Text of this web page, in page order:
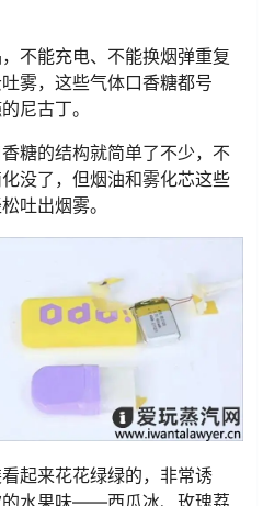
不能充电、不能换烟弹重复
雾，这些气体口香糖都号
尼古丁。
糖的结构就简单了不少，不
没了，但烟油和雾化芯这些
吐出烟雾。
起来花花绿绿的，非常诱